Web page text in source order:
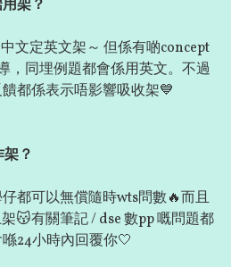
架？
中文定英文架～ 但係有啲concept
，同埋例題都會係用英文。不過
都係表示唔影響吸收架💙
？
都可以無償隨時wts問數🔥而且
😽有關筆記 / dse 數pp 嘅問題都
24小時內回覆你🤍